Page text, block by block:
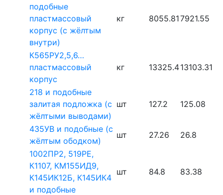
подобные
пластмассовый
корпус (с жёлтым
внутри)
кг 8055.817921.55
К565РУ2,5,6…
пластмассовый
корпус
кг 13325.413103.31
218 и подобные
залитая подложка (с
жёлтыми выводами)
шт 127.2 125.08
435УВ и подобные (с
жёлтым ободком)
шт 27.26
26.8
1002ПР2, 519РЕ,
К1107, КМ155ИД9,
К145ИК12Б, К145ИК4
и подобные
шт 84.8 83.38